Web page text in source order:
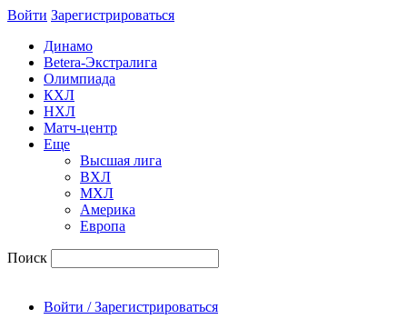
Войти Зарегиcтрироваться
Динамо
Betera-Экстралига
Олимпиада
КХЛ
НХЛ
Матч-центр
Еще
Высшая лига
ВХЛ
МХЛ
Америка
Европа
Поиск
Войти / Зарегистрироваться